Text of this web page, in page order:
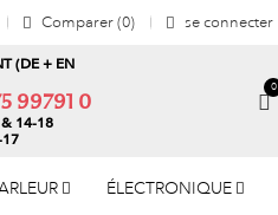
Comparer 0 se connecter
(DE + EN
99791 0
14-18
17
0
ÉLECTRONIQUE